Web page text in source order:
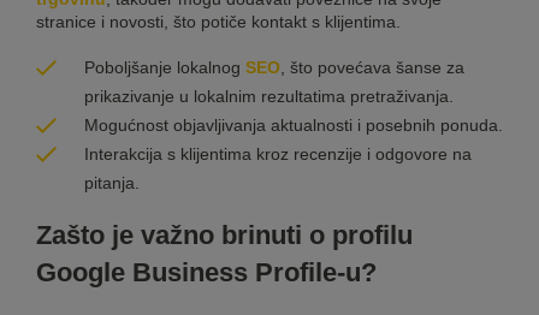
stranice i novosti, što potiče kontakt s klijentima.
Poboljšanje lokalnog SEO, što povećava šanse za
prikazivanje u lokalnim rezultatima pretraživanja.
Mogućnost objavljivanja aktualnosti i posebnih ponuda.
Interakcija s klijentima kroz recenzije i odgovore na
pitanja.
Zašto je važno brinuti o profilu
Google Business Profile-u?